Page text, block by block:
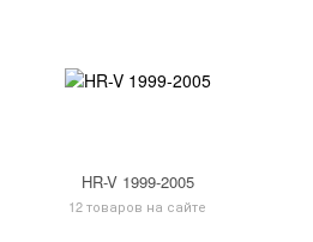
HR-V 1999-2005
12 товаров на сайте